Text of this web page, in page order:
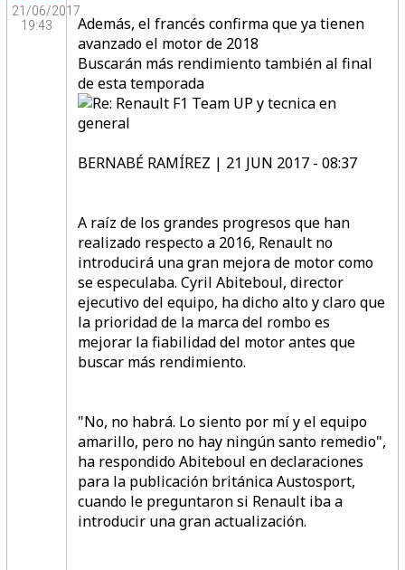
21/06/2017
19:43
Además, el francés confirma que ya tienen
avanzado el motor de 2018
Buscarán más rendimiento también al final
de esta temporada
BERNABÉ RAMÍREZ | 21 JUN 2017 - 08:37
A raíz de los grandes progresos que han
realizado respecto a 2016, Renault no
introducirá una gran mejora de motor como
se especulaba. Cyril Abiteboul, director
ejecutivo del equipo, ha dicho alto y claro que
la prioridad de la marca del rombo es
mejorar la fiabilidad del motor antes que
buscar más rendimiento.
"No, no habrá. Lo siento por mí y el equipo
amarillo, pero no hay ningún santo remedio",
ha respondido Abiteboul en declaraciones
para la publicación británica Austosport,
cuando le preguntaron si Renault iba a
introducir una gran actualización.